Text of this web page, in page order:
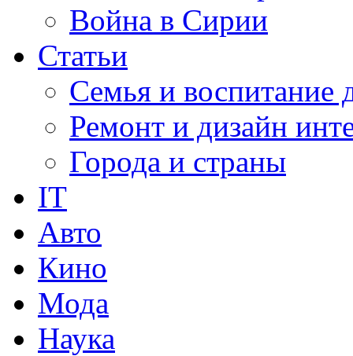
Война в Сирии
Статьи
Семья и воспитание
Ремонт и дизайн
Города и страны
IT
Авто
Кино
Мода
Наука